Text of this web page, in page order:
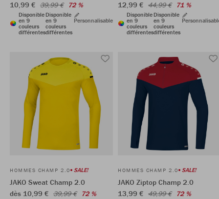
10,99 € 39,99 € 72 %
Disponible
en 9
couleurs
différentes
Disponible
en 9
couleurs
différentes
Personnalisable
12,99 € 44,99 € 71 %
Disponible
en 9
couleurs
différentes
Disponible
en 9
couleurs
différentes
HOMMES CHAMP 2.0 SALE!
JAKO Sweat Champ 2.0
dès 10,99 € 39,99 € 72 %
HOMMES CHAMP 2.0 SALE!
JAKO Ziptop Champ 2.0
13,99 € 49,99 € 72 %